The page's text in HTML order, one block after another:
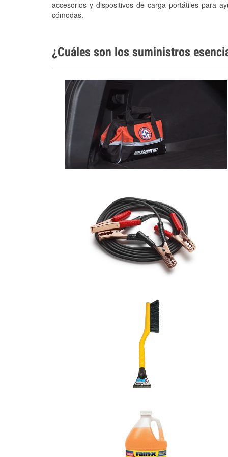
accesorios y dispositivos de carga portátiles para
cómodas.
¿Cuáles son los suministros